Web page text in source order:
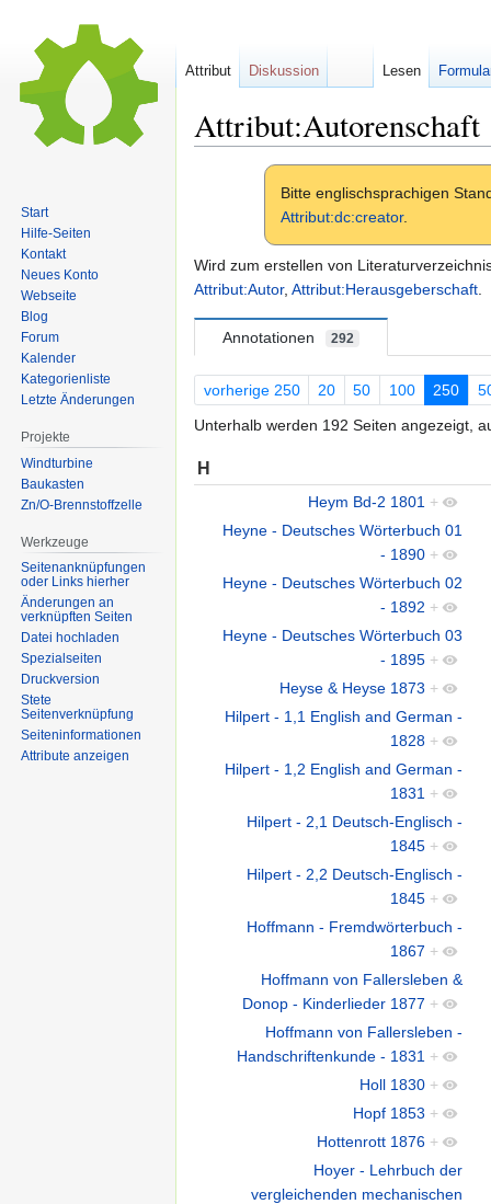
Attribut:Autorenschaft
Bitte englischsprachigen
Attribut:dc:creator.
Wird zum erstellen von
Attribut:Autor, Attribut:Herausgeberschaft.
Annotationen 292
vorherige 250 20 50 100 250
Unterhalb werden 192 Seiten angezeigt,
H
Heym Bd-2 1801 +
Heyne - Deutsches Wörterbuch 01
- 1890 +
Heyne - Deutsches Wörterbuch 02
- 1892 +
Heyne - Deutsches Wörterbuch 03
- 1895 +
Heyse & Heyse 1873 +
Hilpert - 1,1 English and German -
1828 +
Hilpert - 1,2 English and German -
1831 +
Hilpert - 2,1 Deutsch-Englisch -
1845 +
Hilpert - 2,2 Deutsch-Englisch -
1845 +
Hoffmann - Fremdwörterbuch -
1867 +
Hoffmann von Fallersleben &
Donop - Kinderlieder 1877 +
Hoffmann von Fallersleben -
Handschriftenkunde - 1831 +
Holl 1830 +
Hopf 1853 +
Hottenrott 1876 +
Hoyer - Lehrbuch der
vergleichenden mechanischen
Attribut Diskussion Lesen
Start
Hilfe-Seiten
Kontakt
Neues Konto
Webseite
Blog
Forum
Kalender
Kategorienliste
Letzte Änderungen
Projekte
Windturbine
Baukasten
Zn/O-Brennstoffzelle
Werkzeuge
Seitenanknüpfungen
oder Links hierher
Änderungen an
verknüpften Seiten
Datei hochladen
Spezialseiten
Druckversion
Stete
Seitenverknüpfung
Seiten­informationen
Attribute anzeigen